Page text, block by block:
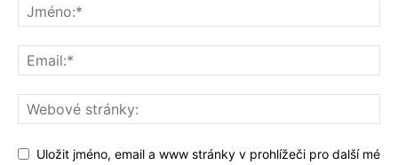
Uložit jméno, email a www stránky v prohlížeči pro další mé